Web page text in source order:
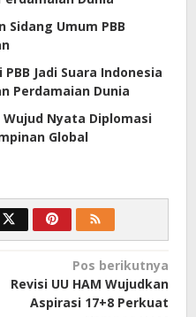
Sidang Umum PBB
Jadi Suara Indonesia
Perdamaian Dunia
Wujud Nyata Diplomasi
Global
Pos berikutnya
Revisi UU HAM Wujudkan
Aspirasi 17+8 Perkuat